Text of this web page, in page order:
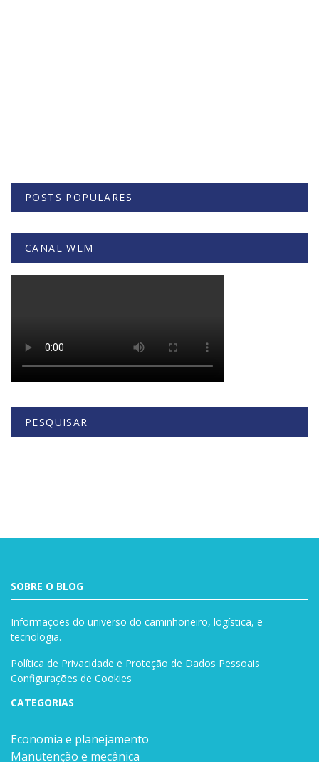
POSTS POPULARES
CANAL WLM
PESQUISAR
SOBRE O BLOG
Informações do universo do caminhoneiro, logística, e
tecnologia.
Política de Privacidade e Proteção de Dados Pessoais
Configurações de Cookies
CATEGORIAS
Economia e planejamento
Manutenção e mecânica